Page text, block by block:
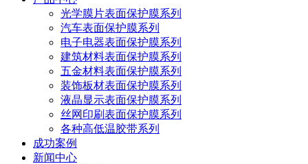
光学膜片表面保护膜系列
汽车表面保护膜系列
电子电器表面保护膜系列
建筑材料表面保护膜系列
五金材料表面保护膜系列
装饰板材表面保护膜系列
液晶显示表面保护膜系列
丝网印刷表面保护膜系列
各种高低温胶带系列
成功案例
新闻中心